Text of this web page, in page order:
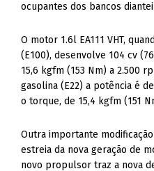
ocupantes dos bancos
O motor 1.6l EA111 VHT,
(E100), desenvolve 104 cv
15,6 kgfm (153 Nm) a 2.500
gasolina (E22) a potência é
o torque, de 15,4 kgfm (151
Outra importante
estreia da nova geração de
novo propulsor traz a nova